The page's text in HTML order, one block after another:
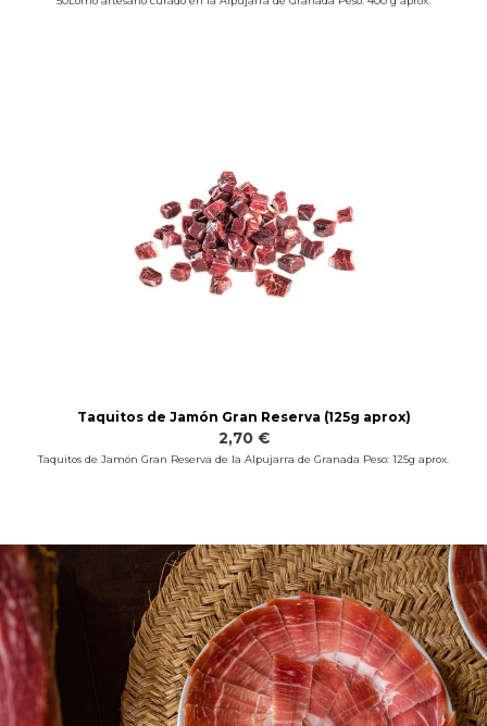
Taquitos de Jamón Gran Reserva (125g aprox)
2,70 €
Taquitos de Jamón Gran Reserva de la Alpujarra de Granada Peso: 125g aprox.